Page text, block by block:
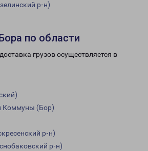
р-н)
по области
грузов осуществляется в
Коммуны (Бор)
р-н)
р-н)